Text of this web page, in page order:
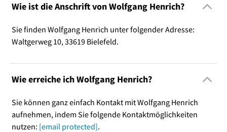
Wie ist die Anschrift von Wolfgang Henrich?
Sie finden Wolfgang Henrich unter folgender Adresse:
Waltgerweg 10, 33619 Bielefeld.
Wie erreiche ich Wolfgang Henrich?
Sie können ganz einfach Kontakt mit Wolfgang Henrich
aufnehmen, indem Sie folgende Kontaktmöglichkeiten
nutzen: [email protected].